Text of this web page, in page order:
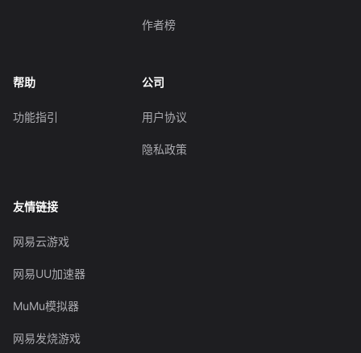
作者榜
帮助
功能指引
公司
用户协议
隐私政策
友情链接
网易云游戏
网易UU加速器
MuMu模拟器
网易发烧游戏